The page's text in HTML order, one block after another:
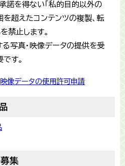
諾を得ない「私的目的以外の
を超えたコンテンツの複製、転
禁止します。
写真・映像データの提供を受
す。
像データの使用許可申請
募集